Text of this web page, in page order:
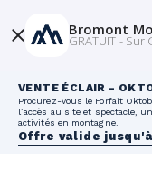
VENTE ÉCLAIR -
Procurez-vous le Forfait
l’accès au site et spectacle,
activités en montagne.
Offre valide
Bromont
GRATUIT - Sur